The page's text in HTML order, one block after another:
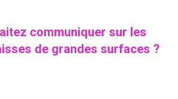
communiquer sur les
de grandes surfaces ?